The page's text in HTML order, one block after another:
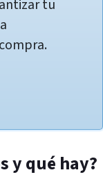
tu
y qué hay?